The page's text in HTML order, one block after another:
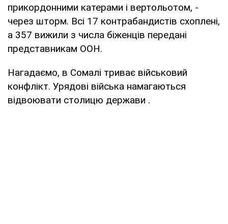
прикордонними катерами і вертольотом, -
через шторм. Всі 17 контрабандистів схоплені,
а 357 вижили з числа біженців передані
представникам ООН.
Нагадаємо, в Сомалі триває військовий
конфлікт. Урядові війська намагаються
відвоювати столицю держави .